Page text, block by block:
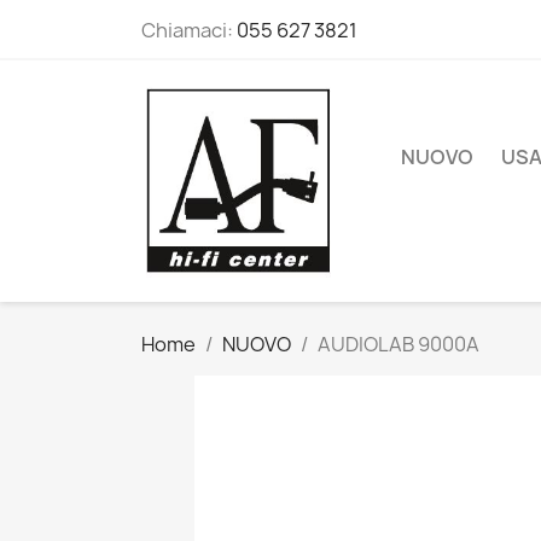
Chiamaci: 055 627 3821
NUOVO
Home NUOVO AUDIOLAB 9000A